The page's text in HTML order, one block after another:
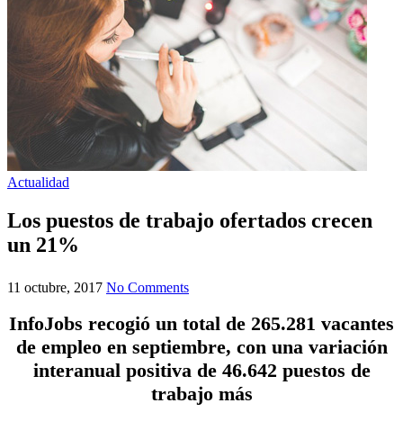
Actualidad
Los puestos de trabajo ofertados crecen
un 21%
11 octubre, 2017 No Comments
InfoJobs recogió un total de 265.281 vacantes
de empleo en septiembre, con una variación
interanual positiva de 46.642 puestos de
trabajo más